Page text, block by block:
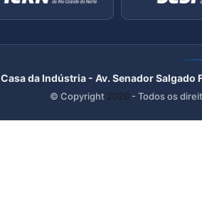
Casa da Indústria - Av. Senador
© Copyright 2026 - Todos os